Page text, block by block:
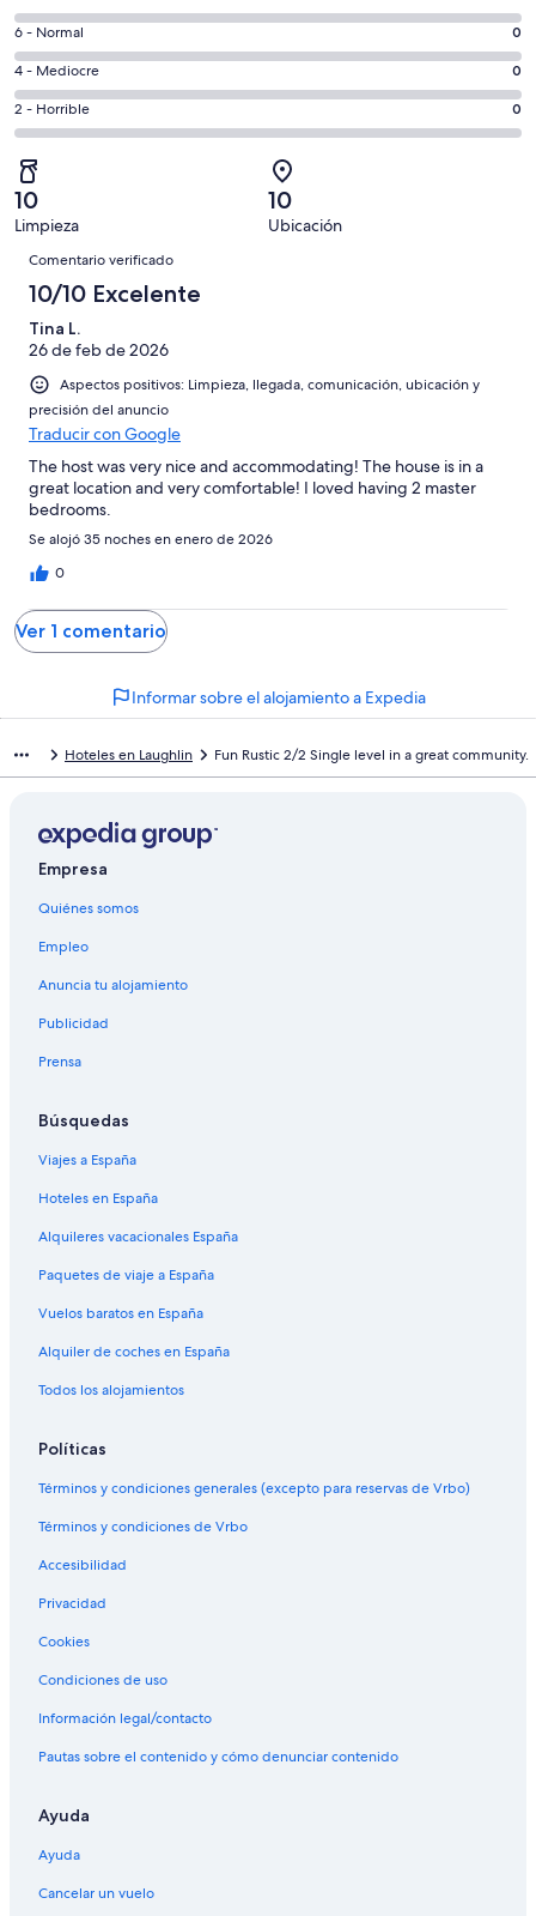
nueva
de
un
total
de
1
con
una
puntuación
de
10
Excelente
comentarios
de
un
total
de
con
una
puntuación
Bueno
0
comentarios
de
un
total
de
con
una
puntuación
de
Normal
6 - Normal 0
0
comentarios
de
total
de
1
puntuación
de
Mediocre
4 - Mediocre 0
0
comentarios
de
un
total
de
con
puntuación
de
Horrible
2 - Horrible 0
10
Limpieza
10
Ubicación
Comentarios
Comentario verificado
10/10 Excelente
Tina L.
26 de feb de 2026
Aspectos positivos: Limpieza, llegada, comunicación, ubicación y
precisión del anuncio
Traducir con Google
The host was very nice and accommodating! The house is in a
great location and very comfortable! I loved having 2 master
bedrooms.
Se alojó 35 noches en enero de 2026
0
Ver 1 comentario
Informar sobre el alojamiento a Expedia
Hoteles en Laughlin Fun Rustic 2/2 Single level in a great community.
Empresa
Quiénes somos
Empleo
Anuncia tu alojamiento
Publicidad
Prensa
Búsquedas
Viajes a España
Hoteles en España
Alquileres vacacionales España
Paquetes de viaje a España
Vuelos baratos en España
Alquiler de coches en España
Todos los alojamientos
Políticas
Términos y condiciones generales (excepto para reservas de Vrbo)
Términos y condiciones de Vrbo
Accesibilidad
Privacidad
Cookies
Condiciones de uso
Información legal/contacto
Pautas sobre el contenido y cómo denunciar contenido
Ayuda
Ayuda
Cancelar un vuelo